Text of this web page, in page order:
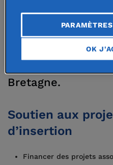
répondre aux
climatique. Elle
soutenir les
dans les régions
Bretagne.
Soutien aux
d’insertion
Financer des projets
OK